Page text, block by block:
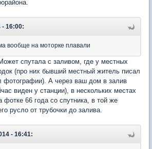
- 16:00:
вообще на моторке плавали
спутала с заливом, где у местных
(про них бывший местный житель писал
фотографии). А через ваш дом в залив
виден у станции), в нескольких местах
66 года со спутника, в той же
русло от трубочки до залива.
- 16:41: